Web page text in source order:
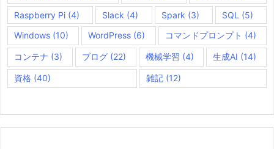
Raspberry Pi (4) Slack (4) Spark (3) SQL(5)
Windows (10) WordPress (6) コマンドプロンプト (4)
コンテナ (3) ブログ(22) 機械学習 (4) 生成AI (14)
資格 (40) 雑記(12)